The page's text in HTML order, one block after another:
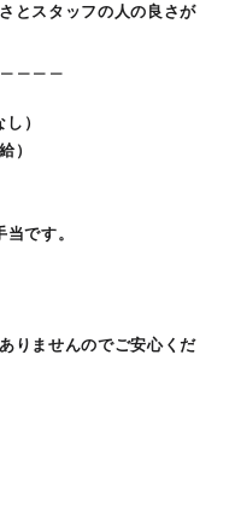
とスタッフの人の良さが
）
）
です。
りませんのでご安心くだ